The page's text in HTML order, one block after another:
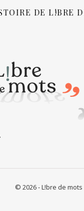
DE L!BRE
© 2026 - L!bre de mots